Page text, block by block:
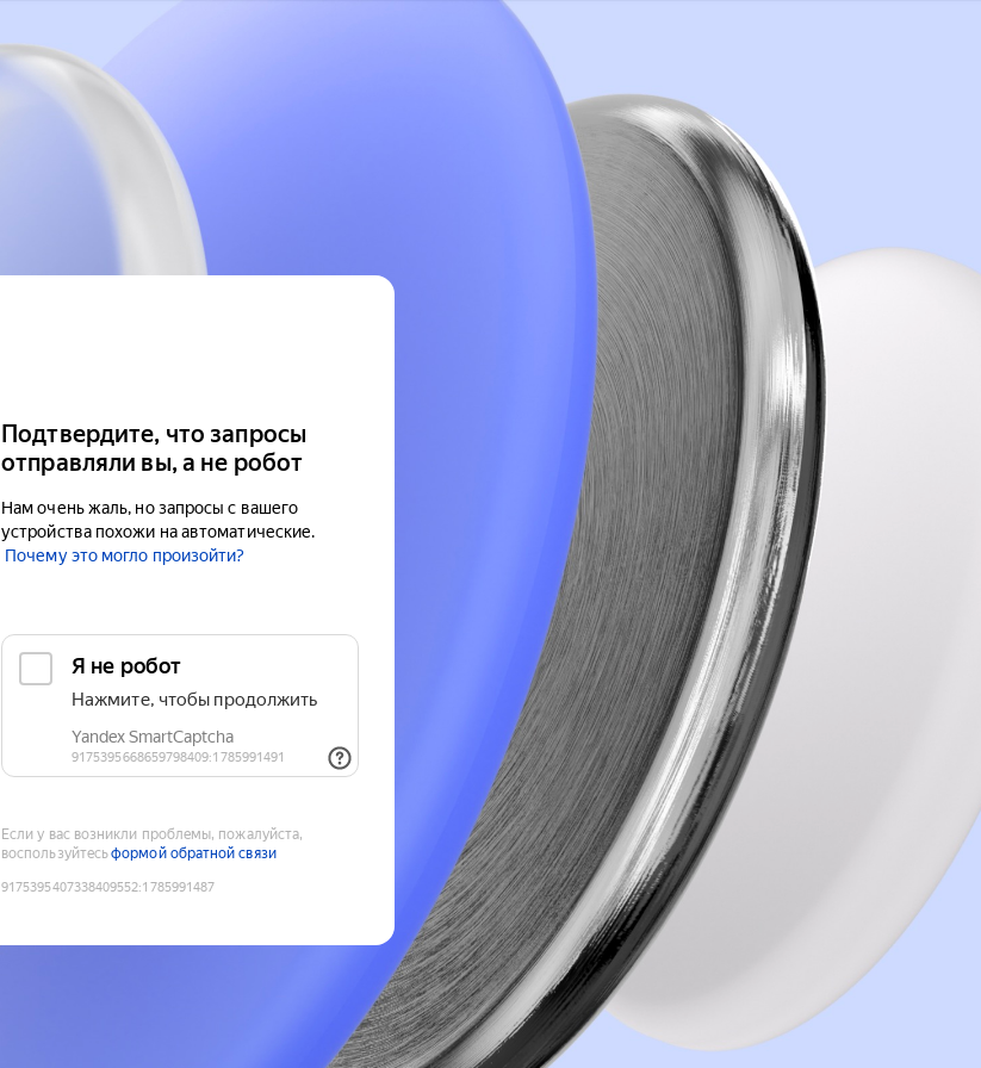
Подтвердите, что запросы
отправляли вы, а не робот
Нам очень жаль, но запросы с вашего
устройства похожи на автоматические.
Почему это могло произойти?
Если у вас возникли проблемы, пожалуйста,
воспользуйтесьформой обратной связи
9175395407338409552:1785991487